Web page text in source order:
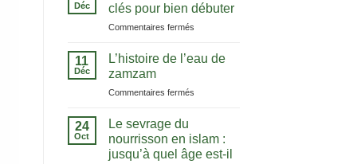
Coran
dans
sa
tawhid
:
l’unicité
Déc
clés pour bien débuter
Commentaires ferméssur
l’arabe
clés
débuter
11
Déc
L’histoire de l’eau de
zamzam
Commentaires ferméssur
l’eau
de
zamzam
24
Oct
Le sevrage du
nourrisson en islam :
jusqu’à quel âge est-il